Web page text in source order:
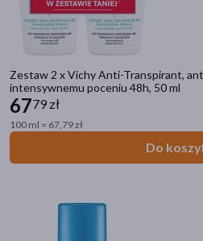
Zestaw 2 x Vichy Anti-Transpirant,
intensywnemu poceniu 48h, 50 ml
6779 zł
100 ml = 67,79 zł
Do